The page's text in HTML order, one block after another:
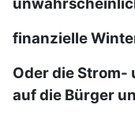
finanzielle
Oder die Strom-
auf die Bürger